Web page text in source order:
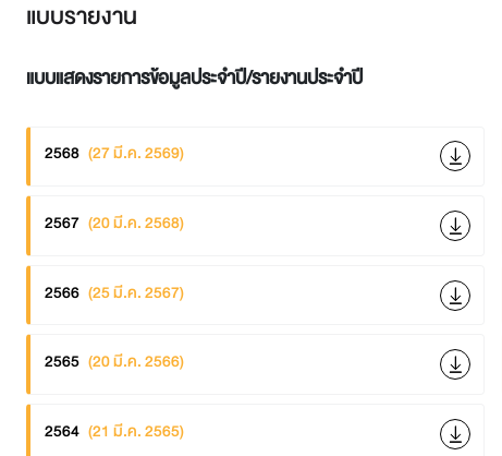
แบบรายงาน
แบบแสดงรายการข้อมูลประจำปี/รายงานประจำปี
2568 (27 มี.ค. 2569)
2567 (20 มี.ค. 2568)
2566 (25 มี.ค. 2567)
2565 (20 มี.ค. 2566)
2564 (21 มี.ค. 2565)